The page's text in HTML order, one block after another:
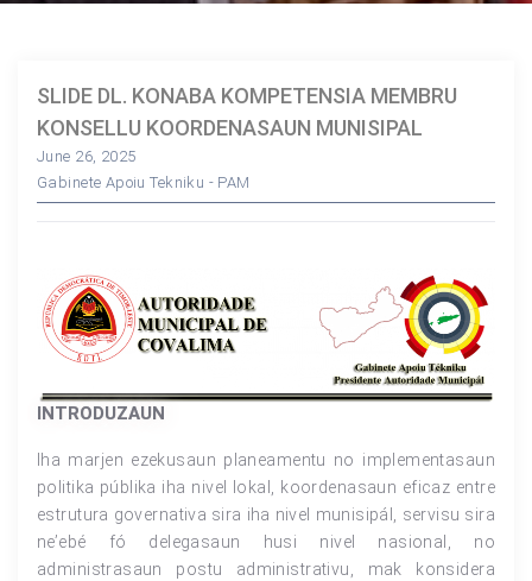
SLIDE DL. KONABA KOMPETENSIA MEMBRU
KONSELLU KOORDENASAUN MUNISIPAL
June 26, 2025
Gabinete Apoiu Tekniku - PAM
INTRODUZAUN
Iha marjen ezekusaun planeamentu no implementasaun
politika públika iha nivel lokal, koordenasaun eficaz entre
estrutura governativa sira iha nivel munisipál, servisu sira
ne’ebé fó delegasaun husi nivel nasional, no
administrasaun postu administrativu, mak konsidera